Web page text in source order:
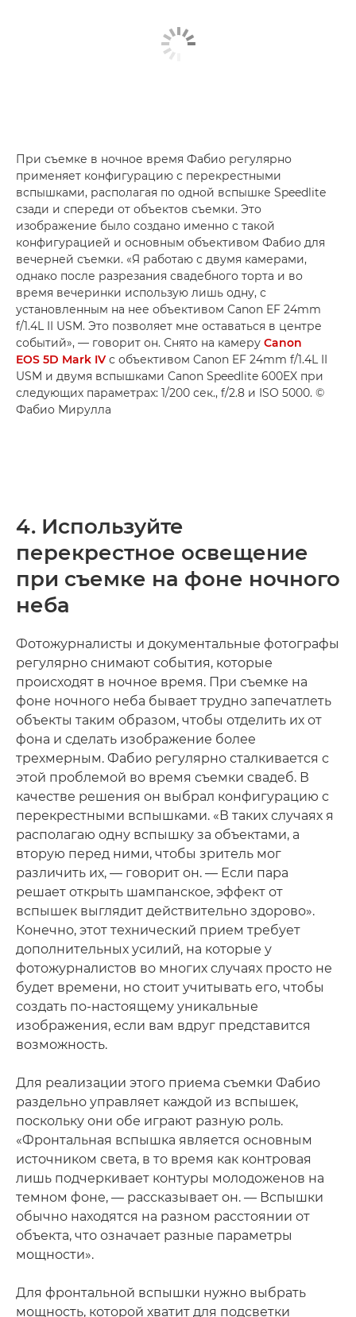
При съемке в ночное время Фабио регулярно
применяет конфигурацию с перекрестными
вспышками, располагая по одной вспышке Speedlite
сзади и спереди от объектов съемки. Это
изображение было создано именно с такой
конфигурацией и основным объективом Фабио для
вечерней съемки. «Я работаю с двумя камерами,
однако после разрезания свадебного торта и во
время вечеринки использую лишь одну, с
установленным на нее объективом Canon EF 24mm
f/1.4L II USM. Это позволяет мне оставаться в центре
событий», — говорит он. Снято на камеру Canon
EOS 5D Mark IV с объективом Canon EF 24mm f/1.4L II
USM и двумя вспышками Canon Speedlite 600EX при
следующих параметрах: 1/200 сек., f/2.8 и ISO 5000. ©
Фабио Мирулла
4. Используйте
перекрестное освещение
при съемке на фоне ночного
неба
Фотожурналисты и документальные фотографы
регулярно снимают события, которые
происходят в ночное время. При съемке на
фоне ночного неба бывает трудно запечатлеть
объекты таким образом, чтобы отделить их от
фона и сделать изображение более
трехмерным. Фабио регулярно сталкивается с
этой проблемой во время съемки свадеб. В
качестве решения он выбрал конфигурацию с
перекрестными вспышками. «В таких случаях я
располагаю одну вспышку за объектами, а
вторую перед ними, чтобы зритель мог
различить их, — говорит он. — Если пара
решает открыть шампанское, эффект от
вспышек выглядит действительно здорово».
Конечно, этот технический прием требует
дополнительных усилий, на которые у
фотожурналистов во многих случаях просто не
будет времени, но стоит учитывать его, чтобы
создать по-настоящему уникальные
изображения, если вам вдруг представится
возможность.
Для реализации этого приема съемки Фабио
раздельно управляет каждой из вспышек,
поскольку они обе играют разную роль.
«Фронтальная вспышка является основным
источником света, в то время как контровая
лишь подчеркивает контуры молодоженов на
темном фоне, — рассказывает он. — Вспышки
обычно находятся на разном расстоянии от
объекта, что означает разные параметры
мощности».
Для фронтальной вспышки нужно выбрать
мощность, которой хватит для подсветки